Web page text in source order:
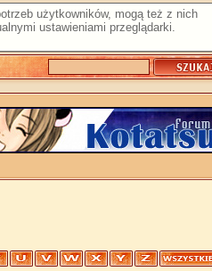
użytkowników, mogą też z nich
ustawieniami przeglądarki.